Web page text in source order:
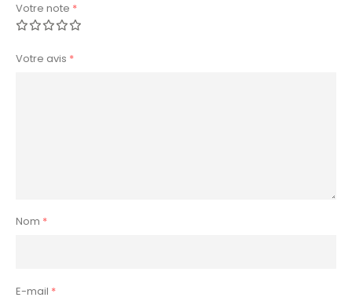
Votre note *
Votre avis *
Nom *
E-mail *